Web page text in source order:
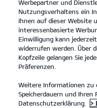
Werbepartner und
Nutzungsverhaltens ein
Ihnen auf dieser Website
interessenbasierte
Einwilligung kann
widerrufen werden. Über
Kopfzeile gelangen Sie
Präferenzen.
Weitere Informationen zu
Speicherdauern und
Datenschutzerklärung.
>